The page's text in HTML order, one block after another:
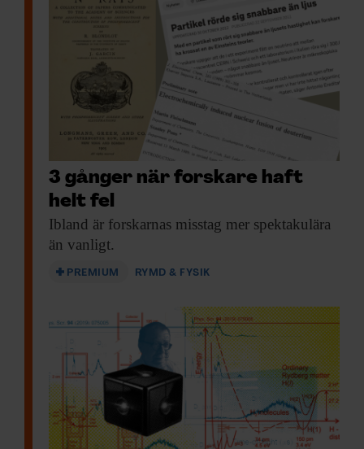
3 gånger när forskare haft
helt fel
Ibland är forskarnas misstag mer spektakulära
än vanligt.
PREMIUM RYMD & FYSIK